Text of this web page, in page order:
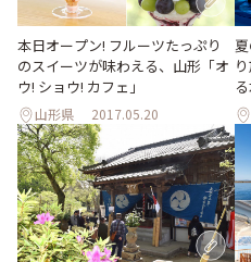
本日オープン! フルーツたっぷり
のスイーツが味わえる、山形「オ
ウ! ショウ! カフェ」
山形県 2017.05.20